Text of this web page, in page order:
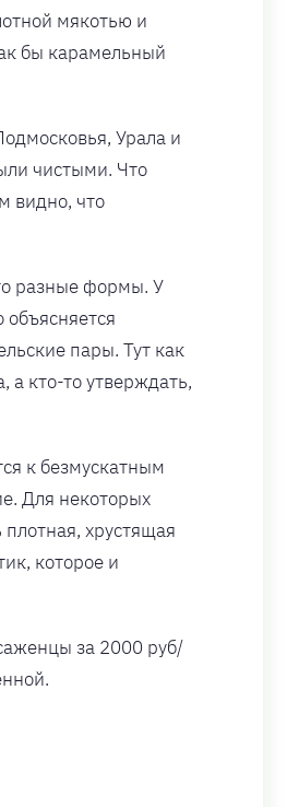
мякотью и
бы карамельный
Урала и
чистыми. Что
видно, что
разные формы. У
пары. Тут как
а кто-то утверждать,
к безмускатным
Для некоторых
хрустящая
которое и
за 2000 руб/